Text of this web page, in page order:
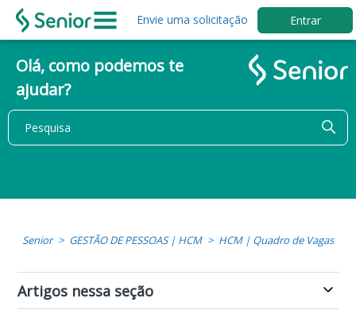
Envie uma solicitação Entrar
Olá, como podemos te
ajudar?
Senior GESTÃO DE PESSOAS | HCM HCM | Quadro de Vagas
Artigos nessa seção